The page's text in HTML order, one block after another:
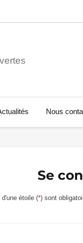
Nous
Se
d'une étoile (*) sont